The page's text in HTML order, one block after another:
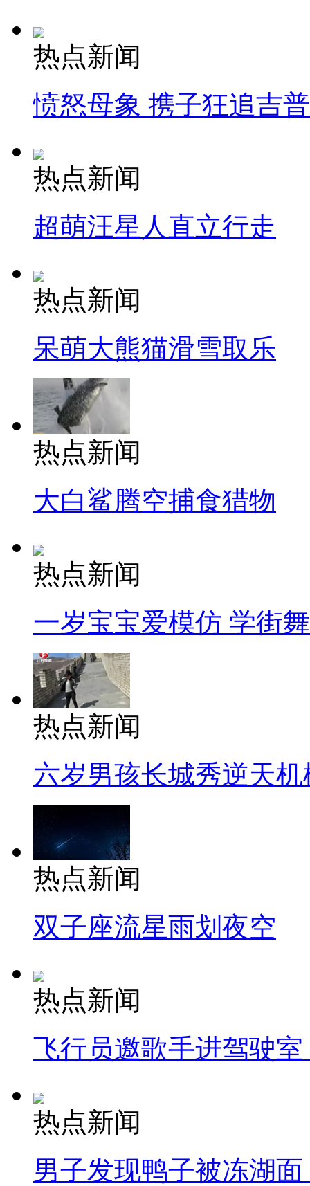
热点新闻
愤怒母象 携子狂追吉
热点新闻
超萌汪星人直立行走
热点新闻
呆萌大熊猫滑雪取乐
热点新闻
大白鲨腾空捕食猎物
热点新闻
一岁宝宝爱模仿 学街
热点新闻
六岁男孩长城秀逆天机
热点新闻
双子座流星雨划夜空
热点新闻
飞行员邀歌手进驾驶
热点新闻
男子发现鸭子被冻湖